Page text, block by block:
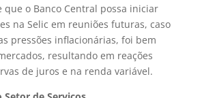
que o Banco Central possa iniciar
na Selic em reuniões futuras, caso
pressões inflacionárias, foi bem
resultando em reações
de juros e na renda variável.